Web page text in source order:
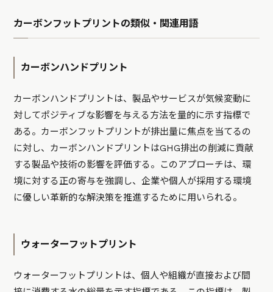
カーボンフットプリントの類似・関連用語
カーボンハンドプリント
カーボンハンドプリントは、製品やサービスが気候変動に
対してポジティブな影響を与える方法を量的に示す指標で
ある。カーボンフットプリントが排出量に焦点を当てるの
に対し、カーボンハンドプリントはGHG排出の削減に貢献
する製品や技術の影響を評価する。このアプローチは、環
境に対する正の寄与を強調し、企業や個人が採用する環境
に優しい革新的な解決策を推進するために用いられる。
ウォーターフットプリント
ウォーターフットプリントは、個人や組織が直接および間